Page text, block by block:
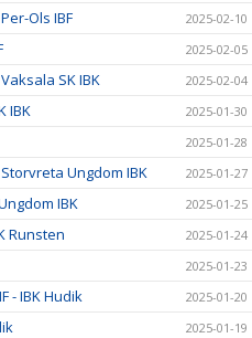
Ols IBF 2025-02-10
2025-02-05
SK IBK 2025-02-04
IBK 2025-01-30
2025-01-28
Ungdom IBK 2025-01-27
IBK 2025-01-25
Runsten 2025-01-24
2025-01-23
- IBK Hudik 2025-01-20
2025-01-19